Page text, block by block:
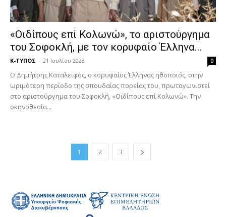
«Οιδίπους επί Κολωνώ», το αριστούργημα
του Σοφοκλή, με τον κορυφαίο Έλληνα...
Κ-ΤΥΠΟΣ - 21 Ιουλίου 2023 0
Ο Δημήτρης Καταλειφός, ο κορυφαίος Έλληνας ηθοποιός, στην
ωριμότερη περίοδο της σπουδαίας πορείας του, πρωταγωνιστεί
στο αριστούργημα του Σοφοκλή, «Οιδίπους επί Κολωνώ». Την
σκηνοθεσία...
1 2 3